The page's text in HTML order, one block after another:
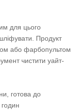
для цього
Продукт
або фарбопультом
чистити уайт-
готова до